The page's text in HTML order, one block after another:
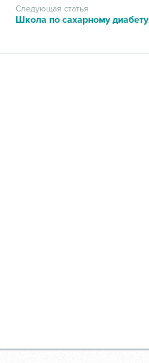
Следующая статья
Школа по сахарному диабету